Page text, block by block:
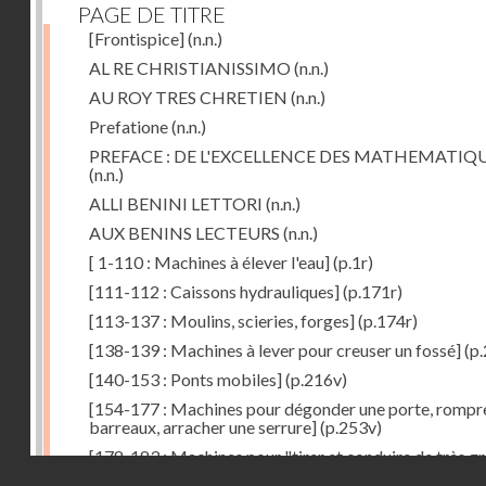
PAGE DE TITRE
[Frontispice](n.n.)
AL RE CHRISTIANISSIMO (n.n.)
AU ROY TRES CHRETIEN (n.n.)
Prefatione(n.n.)
PREFACE : DE L'EXCELLENCE DES
(n.n.)
ALLI BENINI LETTORI (n.n.)
AUX BENINS LECTEURS (n.n.)
[ 1-110 : Machines à élever l'eau](p.1r)
[111-112 : Caissons hydrauliques](p.171r)
[113-137 : Moulins, scieries, forges](p.174r)
[138-139 : Machines à lever pour creuser un fossé]
[140-153 : Ponts mobiles](p.216v)
[154-177 : Machines pour dégonder une porte,
barreaux, arracher une serrure](p.253v)
[178-183 : Machines pour "tirer et conduire de très